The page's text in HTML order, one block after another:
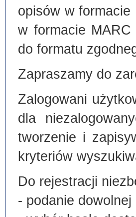
opisów w
w formacie
do formatu
Zapraszamy do
Zalogowani
dla
tworzenie i
kryteriów
Do rejestracji
- podanie